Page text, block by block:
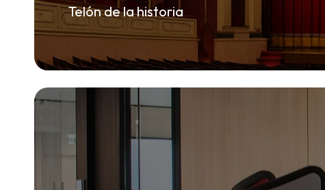
Telón de la historia